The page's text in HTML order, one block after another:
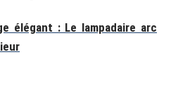
élégant : Le lampadaire arc